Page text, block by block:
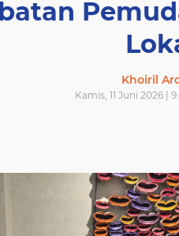
Khoiril
Kamis, 11 Juni 2026 |